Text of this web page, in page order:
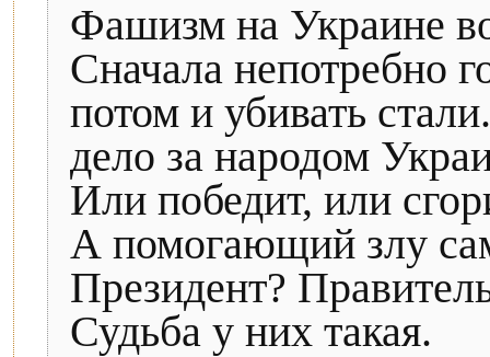
Фашизм на Украине
Сначала непотребно
потом и убивать
дело за народом
Или победит, или
А помогающий злу
Президент?
Судьба у них такая.